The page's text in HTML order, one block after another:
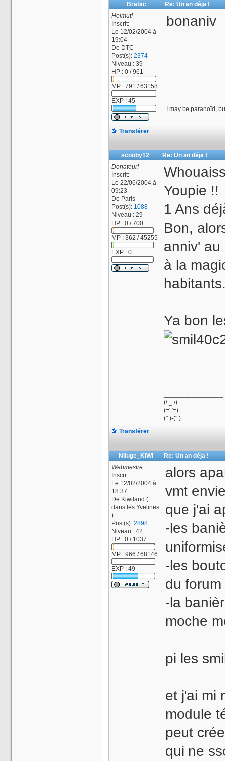
Bratac
Re: Un an déja !
Helmut!
Inscrit:
Le 12/02/2004 à
19:04
De DTC
Post(s): 2374
Niveau : 39
HP : 0 / 961
MP : 791 / 63158
EXP : 45
bonaniv
I may be paranoïd,
Transférer
scooby12
Re: Un an déja !
Donateur!
Inscrit:
Le 22/06/2004 à
09:23
De Paris
Post(s): 1088
Niveau : 29
HP : 0 / 700
MP : 362 / 45255
EXP : 0
Youpie !!
1 Ans
Bon,
anniv' au
à la
Ya bon
(\ _ /)
(='.'=)
(" )-(" )
Transférer
Niluge_KiWi
Re: Un an déja !
Webmestre
Inscrit:
Le 12/02/2004 à
18:37
De Kiwiland (
dans les Yvelines
)
Post(s): 2898
Niveau : 42
HP : 0 / 1037
MP : 966 / 68146
EXP : 49
alors
vmt
que j'ai
-les
-les
du
-la
moche
pi les
et j'ai mi
module
peut
qui ne